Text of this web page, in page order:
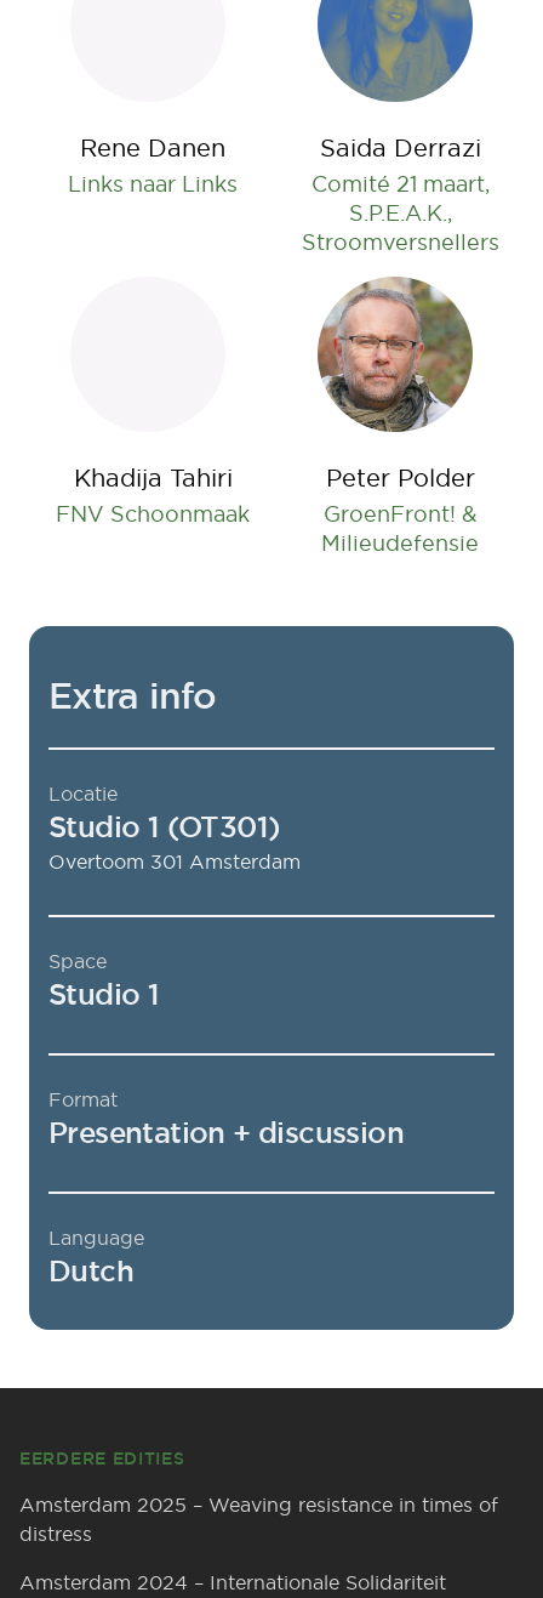
Rene Danen
Links naar Links
Saida Derrazi
Comité 21 maart,
S.P.E.A.K.,
Stroomversnellers
Khadija Tahiri
FNV Schoonmaak
Peter Polder
GroenFront! &
Milieudefensie
Extra info
Locatie
Studio 1 (OT301)
Overtoom 301 Amsterdam
Space
Studio 1
Format
Presentation + discussion
Language
Dutch
EERDERE EDITIES
Amsterdam 2025 – Weaving resistance in times of
distress
Amsterdam 2024 – Internationale Solidariteit